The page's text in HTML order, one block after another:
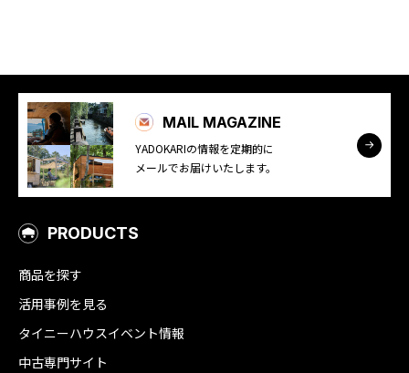
MAIL MAGAZINE
YADOKARIの情報を定期的に
メールでお届けいたします。
PRODUCTS
商品を探す
活用事例を見る
タイニーハウスイベント情報
中古専門サイト